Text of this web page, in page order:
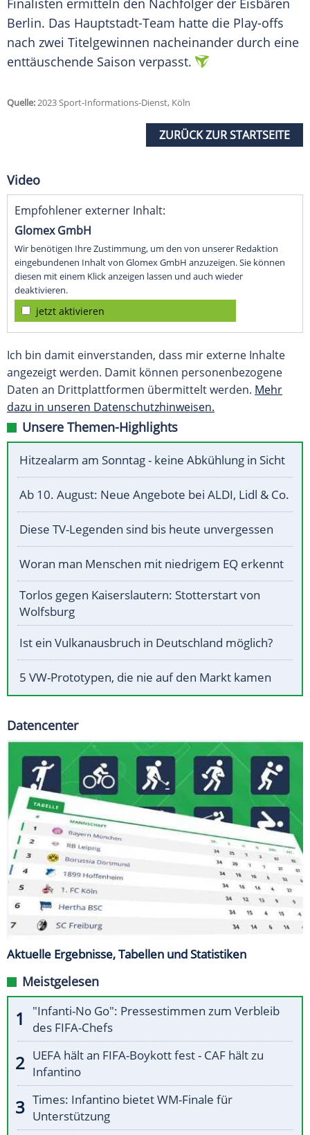
Finalisten ermitteln den Nachfolger der Eisbären
Berlin. Das Hauptstadt-Team hatte die Play-offs
nach zwei Titelgewinnen nacheinander durch eine
enttäuschende Saison verpasst.
Quelle:2023 Sport-Informations-Dienst, Köln
ZURÜCK ZUR STARTSEITE
Video
Empfohlener externer Inhalt:
Glomex GmbH
Wir benötigen Ihre Zustimmung, um den von unserer Redaktion
eingebundenen Inhalt von Glomex GmbH anzuzeigen. Sie können
diesen mit einem Klick anzeigen lassen und auch wieder
deaktivieren.
jetzt aktivieren
Ich bin damit einverstanden, dass mir externe Inhalte
angezeigt werden. Damit können personenbezogene
Daten an Drittplattformen übermittelt werden. Mehr
dazu in unseren Datenschutzhinweisen.
Unsere Themen-Highlights
Hitzealarm am Sonntag - keine Abkühlung in Sicht
Ab 10. August: Neue Angebote bei ALDI, Lidl & Co.
Diese TV-Legenden sind bis heute unvergessen
Woran man Menschen mit niedrigem EQ erkennt
Torlos gegen Kaiserslautern: Stotterstart von
Wolfsburg
Ist ein Vulkanausbruch in Deutschland möglich?
5 VW-Prototypen, die nie auf den Markt kamen
Datencenter
Aktuelle Ergebnisse, Tabellen und Statistiken
Meistgelesen
"Infanti-No Go": Pressestimmen zum Verbleib
des FIFA-Chefs
UEFA hält an FIFA-Boykott fest - CAF hält zu
Infantino
Times: Infantino bietet WM-Finale für
Unterstützung